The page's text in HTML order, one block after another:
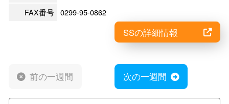
FAX番号 0299-95-0862
SSの詳細情報
前の一週間 次の一週間